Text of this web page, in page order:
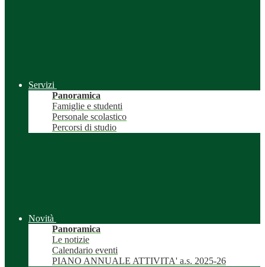
Servizi
Panoramica
Famiglie e studenti
Personale scolastico
Percorsi di studio
Novità
Panoramica
Le notizie
Calendario eventi
PIANO ANNUALE ATTIVITA' a.s. 2025-26